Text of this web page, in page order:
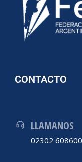
CONTACTO
LLAMANOS
02302 608600